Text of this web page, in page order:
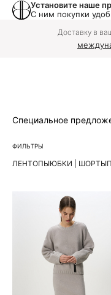
Установите наше
С ним покупки
Доставку в
Специальное
ФИЛЬТРЫ
ЛЕНТОПЫЮБКИ | ШОРТЫ